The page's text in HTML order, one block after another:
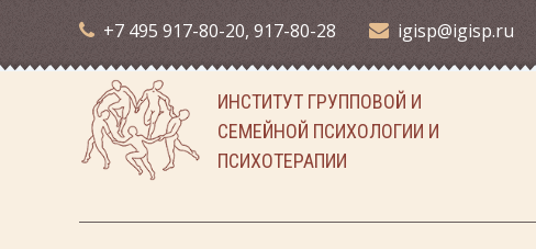
+7 495 917-80-20, 917-80-28 igisp@igisp.ru
ИНСТИТУТ ГРУППОВОЙ И
СЕМЕЙНОЙ ПСИХОЛОГИИ И
ПСИХОТЕРАПИИ